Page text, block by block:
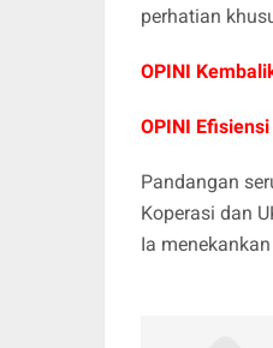
perhatian
OPINI
OPINI
Pandangan
Koperasi dan
Ia